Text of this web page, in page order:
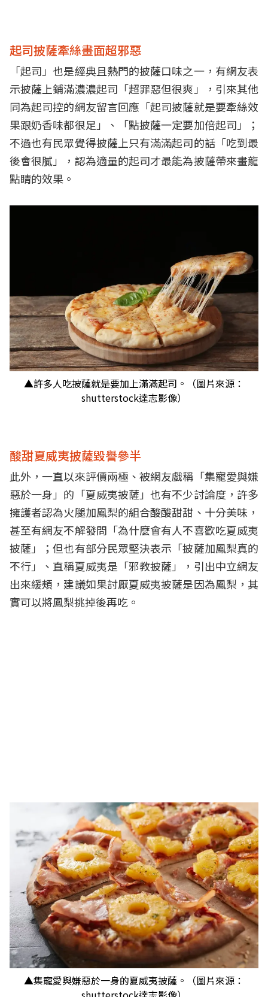
起司披薩牽絲畫面超邪惡
「起司」也是經典且熱門的披薩口味之一，有網友表
示披薩上鋪滿濃濃起司「超罪惡但很爽」，引來其他
同為起司控的網友留言回應「起司披薩就是要牽絲效
果跟奶香味都很足」、「點披薩一定要加倍起司」；
不過也有民眾覺得披薩上只有滿滿起司的話「吃到最
後會很膩」，認為適量的起司才最能為披薩帶來畫龍
點睛的效果。
▲許多人吃披薩就是要加上滿滿起司。（圖片來源：
shutterstock達志影像）
酸甜夏威夷披薩毀譽參半
此外，一直以來評價兩極、被網友戲稱「集寵愛與嫌
惡於一身」的「夏威夷披薩」也有不少討論度，許多
擁護者認為火腿加鳳梨的組合酸酸甜甜、十分美味，
甚至有網友不解發問「為什麼會有人不喜歡吃夏威夷
披薩」；但也有部分民眾堅決表示「披薩加鳳梨真的
不行」、直稱夏威夷是「邪教披薩」，引出中立網友
出來緩頰，建議如果討厭夏威夷披薩是因為鳳梨，其
實可以將鳳梨挑掉後再吃。
▲集寵愛與嫌惡於一身的夏威夷披薩。（圖片來源：